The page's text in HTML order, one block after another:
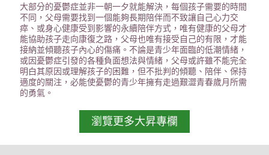
大部分的憂鬱症並非一朝一夕就能解決，每個孩子需要的時間
不同，父母需要找到一個能夠長期陪伴而不致讓自己心力交
瘁、或身心健康受到影響的永續陪伴方式，唯有健康的父母才
能協助孩子走向康復之路，父母也唯有接受自己的有限，才能
接納並傾聽孩子內心的傷痛。不論是青少年面臨的低潮情緒，
或因憂鬱症引發的各種負面想法與情緒，父母或許雖不能完全
明白其原因或理解孩子的困難，但不批判的傾聽、陪伴、保持
適度的關注，必能使憂鬱的青少年擁有走過艱澀青春歲月所需
的勇氣。
瀏覽更多大昇專欄